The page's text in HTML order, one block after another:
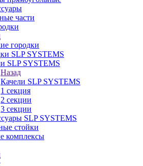
части
городки
SLP SYSTEMS
SLP SYSTEMS
Назад
Качели SLP SYSTEMS
1 секция
2 секции
3 секции
SLP SYSTEMS
стойки
комплексы